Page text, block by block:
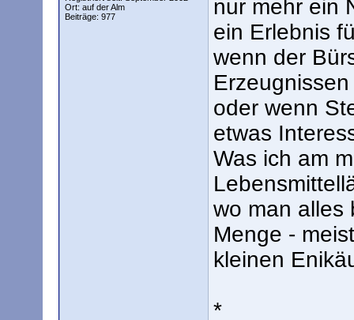
Ort: auf der Alm
Beiträge: 977
nur mehr ein
ein Erlebnis
wenn der
oder wenn
etwas
Was ich am
wo man alles
Menge -
kleinen
*